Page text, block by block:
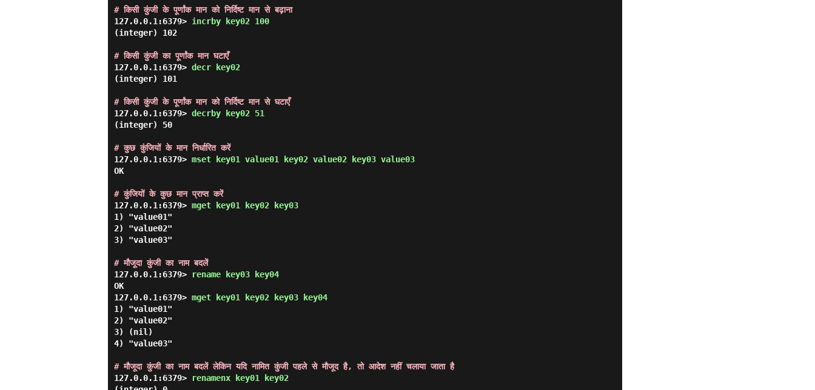
# किसी कुंजी के पूर्णांक मान को निर्दिष्ट मान से बढ़ाना
127.0.0.1:6379> incrby key02 100
(integer) 102
# किसी कुंजी का पूर्णांक मान घटाएँ
127.0.0.1:6379> decr key02
(integer) 101
# किसी कुंजी के पूर्णांक मान को निर्दिष्ट मान से घटाएँ
127.0.0.1:6379> decrby key02 51
(integer) 50
# कुछ कुंजियों के मान निर्धारित करें
127.0.0.1:6379> mset key01 value01 key02 value02 key03 value03
OK
# कुंजियों के कुछ मान प्राप्त करें
127.0.0.1:6379> mget key01 key02 key03
1) "value01"
2) "value02"
3) "value03"
# मौजूदा कुंजी का नाम बदलें
127.0.0.1:6379>
rename key03 key04
OK
127.0.0.1:6379> mget key01 key02 key03 key04
1) "value01"
2) "value02"
3) (nil)
4) "value03"
# मौजूदा कुंजी का नाम बदलें लेकिन यदि नामित कुंजी पहले से मौजूद है, तो आदेश नहीं चलाया जाता है
127.0.0.1:6379>
renamenx key01 key02